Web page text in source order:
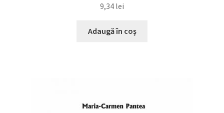
9,34 lei
Adaugă în coș